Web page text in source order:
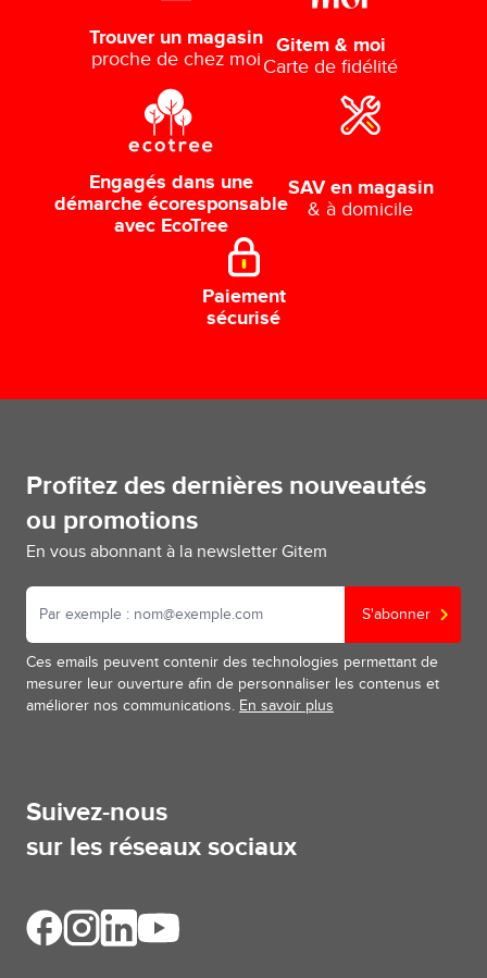
Trouver un magasin
proche de chez moi
Gitem & moi
Carte de fidélité
Engagés dans une
démarche écoresponsable
avec EcoTree
SAV en magasin
& à domicile
Paiement
sécurisé
Profitez des dernières nouveautés
ou promotions
En vous abonnant à la newsletter Gitem
S'abonner
Ces emails peuvent contenir des technologies permettant de
mesurer leur ouverture afin de personnaliser les contenus et
améliorer nos communications. En savoir plus
Suivez-nous
sur les réseaux sociaux